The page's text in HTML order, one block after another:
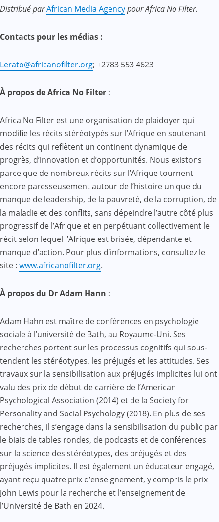
Distribué parAfrican Media Agencypour Africa No Filter.
Contacts pour les médias :
Lerato@africanofilter.org; +2783 553 4623
À propos de Africa No Filter :
Africa No Filter est une organisation de plaidoyer qui
modifie les récits stéréotypés sur l’Afrique en soutenant
des récits qui reflètent un continent dynamique de
progrès, d’innovation et d’opportunités. Nous existons
parce que de nombreux récits sur l’Afrique tournent
encore paresseusement autour de l’histoire unique du
manque de leadership, de la pauvreté, de la corruption, de
la maladie et des conflits, sans dépeindre l’autre côté plus
progressif de l’Afrique et en perpétuant collectivement le
récit selon lequel l’Afrique est brisée, dépendante et
manque d’action. Pour plus d’informations, consultez le
site : www.africanofilter.org.
À propos du Dr Adam Hann :
Adam Hahn est maître de conférences en psychologie
sociale à l’université de Bath, au Royaume-Uni. Ses
recherches portent sur les processus cognitifs qui sous-
tendent les stéréotypes, les préjugés et les attitudes. Ses
travaux sur la sensibilisation aux préjugés implicites lui ont
valu des prix de début de carrière de l’American
Psychological Association (2014) et de la Society for
Personality and Social Psychology (2018). En plus de ses
recherches, il s’engage dans la sensibilisation du public par
le biais de tables rondes, de podcasts et de conférences
sur la science des stéréotypes, des préjugés et des
préjugés implicites. Il est également un éducateur engagé,
ayant reçu quatre prix d’enseignement, y compris le prix
John Lewis pour la recherche et l’enseignement de
l’Université de Bath en 2024.